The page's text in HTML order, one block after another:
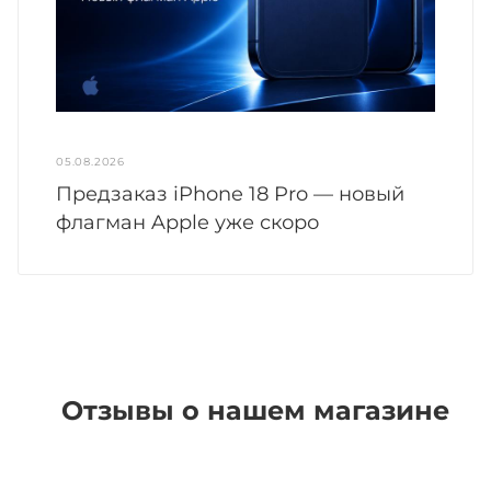
05.08.2026
Предзаказ iPhone 18 Pro — новый
флагман Apple уже скоро
Отзывы о нашем магазине